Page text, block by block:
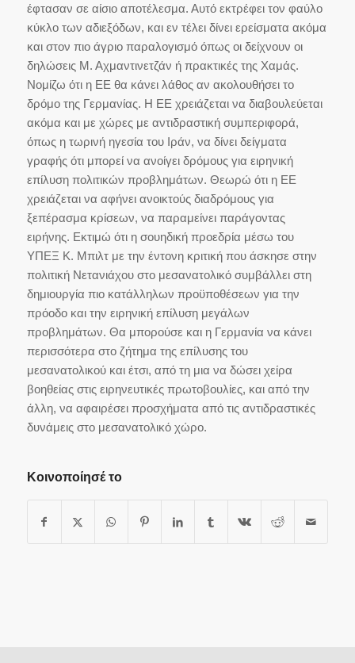
έφτασαν σε αίσιο αποτέλεσμα. Αυτό εκτρέφει τον φαύλο
κύκλο των αδιεξόδων, και εν τέλει δίνει ερείσματα ακόμα
και στον πιο άγριο παραλογισμό όπως οι δείχνουν οι
δηλώσεις Μ. Αχμαντινετζάν ή πρακτικές της Χαμάς.
Νομίζω ότι η ΕΕ θα κάνει λάθος αν ακολουθήσει το
δρόμο της Γερμανίας. Η ΕΕ χρειάζεται να διαβουλεύεται
ακόμα και με χώρες με αντιδραστική συμπεριφορά,
όπως η τωρινή ηγεσία του Ιράν, να δίνει δείγματα
γραφής ότι μπορεί να ανοίγει δρόμους για ειρηνική
επίλυση πολιτικών προβλημάτων. Θεωρώ ότι η ΕΕ
χρειάζεται να αφήνει ανοικτούς διαδρόμους για
ξεπέρασμα κρίσεων, να παραμείνει παράγοντας
ειρήνης. Εκτιμώ ότι η σουηδική προεδρία μέσω του
ΥΠΕΞ Κ. Μπιλτ με την έντονη κριτική που άσκησε στην
πολιτική Νετανιάχου στο μεσανατολικό συμβάλλει στη
δημιουργία πιο κατάλληλων προϋποθέσεων για την
πρόοδο και την ειρηνική επίλυση μεγάλων
προβλημάτων. Θα μπορούσε και η Γερμανία να κάνει
περισσότερα στο ζήτημα της επίλυσης του
μεσανατολικού και έτσι, από τη μια να δώσει χείρα
βοηθείας στις ειρηνευτικές πρωτοβουλίες, και από την
άλλη, να αφαιρέσει προσχήματα από τις αντιδραστικές
δυνάμεις στο μεσανατολικό χώρο.
Κοινοποίησέ το